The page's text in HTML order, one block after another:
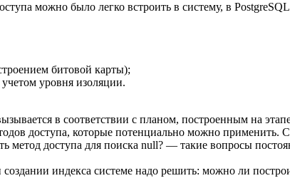
можно было легко встроить в систему, в
битовой карты);
уровня изоляции.
в соответствии с планом, построенным на
доступа, которые потенциально можно применить.
метод доступа для поиска null? — такие вопросы
индекса системе надо решить: можно ли